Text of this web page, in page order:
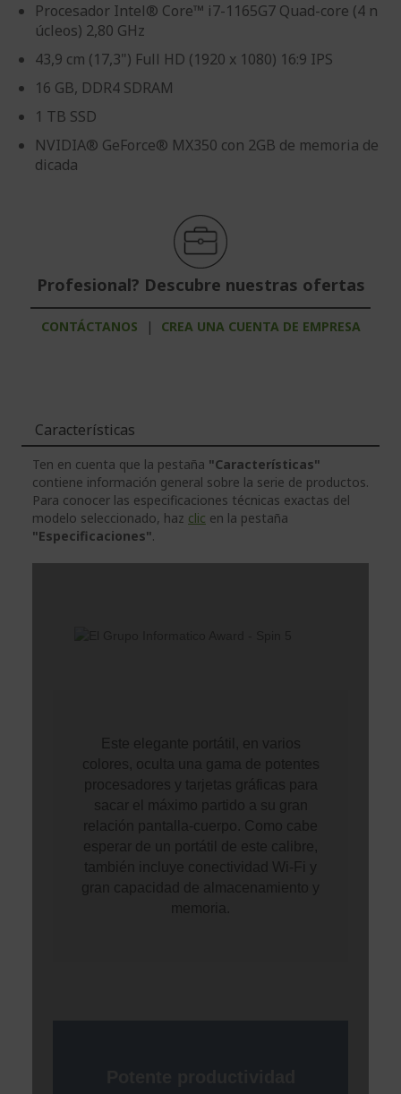
Procesador Intel® Core™ i7-1165G7 Quad-core (4 n
úcleos) 2,80 GHz
43,9 cm (17,3") Full HD (1920 x 1080) 16:9 IPS
16 GB, DDR4 SDRAM
1 TB SSD
NVIDIA® GeForce® MX350 con 2GB de memoria de
dicada
Profesional? Descubre nuestras ofertas
CONTÁCTANOS | CREA UNA CUENTA DE EMPRESA
Características
Ten en cuenta que la pestaña "Características"
contiene información general sobre la serie de productos.
Para conocer las especificaciones técnicas exactas del
modelo seleccionado, haz clic en la pestaña
"Especificaciones".